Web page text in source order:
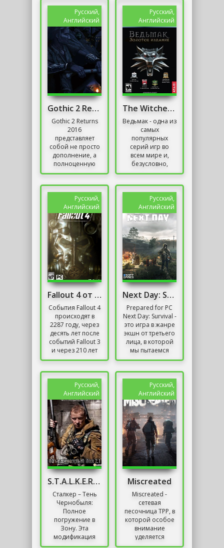
приключение,
наполненное
множеством...
на поверхность
Земли. Вы
появляетесь...
Русский,
Английский
Gothic 2 Returns / Готика 2 Возвращение
Gothic 2 Returns
2016
представляет
собой не просто
дополнение, а
полноценную
перезагрузку,
знаменитую
Gothic 2: Night of
the...
Русский,
Английский
The Witcher Механики
Ведьмак - одна из
самых
популярных
серий игр во
всем мире и,
безусловно,
самая
Польше. Здесь
игрок берет на
себя роль...
Русский,
Английский
Fallout 4 от Механиков Русская Озвучка
События Fallout 4
происходят в
2287 году, через
десять лет после
событий Fallout 3
и через 210 лет
после Третьей
мир в...
Русский,
Английский
Next Day: Survival
Prepared for PC
Next Day: Survival -
это игра в жанре
экшн от третьего
лица, в которой
мы пытаемся
выжить в трудном
неизвестным...
Русский,
Английский
S.T.A.L.K.E.R. - Объединенный Пак 2.1
Сталкер – Тень
Чернобыля:
Полное
погружение в
Зону. Эта
модификация
преобразует игру
Русский,
Английский
Miscreated
Miscreated -
сетевая
песочница TPP, в
которой особое
внимание
уделяется
элементам